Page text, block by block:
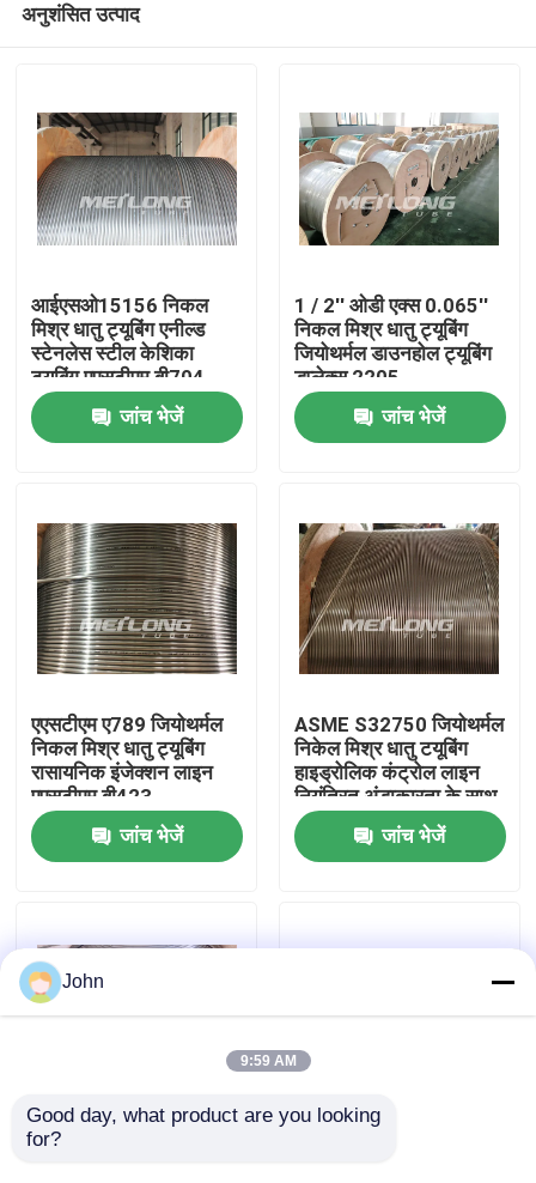
उत्पादों
वीडियो
हमारे बारे में
कारखाना भ्रमण
गुणवत्ता नियंत्रण
संपर्क करें
समाचार
अनुशंसित उत्पाद
आईएसओ15156 निकल
मिश्र धातु ट्यूबिंग एनील्ड
स्टेनलेस स्टील केशिका
ट्यूबिंग एएसटीएम बी704
जांच भेजें
1 / 2'' ओडी एक्स 0.065''
निकल मिश्र धातु ट्यूबिंग
जियोथर्मल डाउनहोल ट्यूबिंग
डुप्लेक्स 2205
जांच भेजें
एएसटीएम ए789 जियोथर्मल
निकल मिश्र धातु ट्यूबिंग
रासायनिक इंजेक्शन लाइन
एएसटीएम बी423
जांच भेजें
ASME S32750 जियोथर्मल
निकेल मिश्र धातु टयूबिंग
हाइड्रोलिक कंट्रोल लाइन
नियंत्रित अंडाकारता के साथ
जांच भेजें
उच्च दबाव जियोथर्मल निकल
John
9:59 AM
Good day, what product are you looking
for?